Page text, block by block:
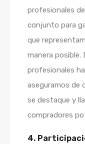
profesionales
conjunto para
que
manera
profesionales
aseguramos de
se destaque y
compradores
4.